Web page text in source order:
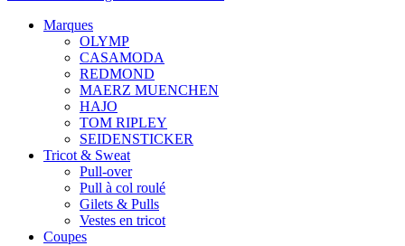
Marques
OLYMP
CASAMODA
REDMOND
MAERZ MUENCHEN
HAJO
TOM RIPLEY
SEIDENSTICKER
Tricot & Sweat
Pull-over
Pull à col roulé
Gilets & Pulls
Vestes en tricot
Coupes